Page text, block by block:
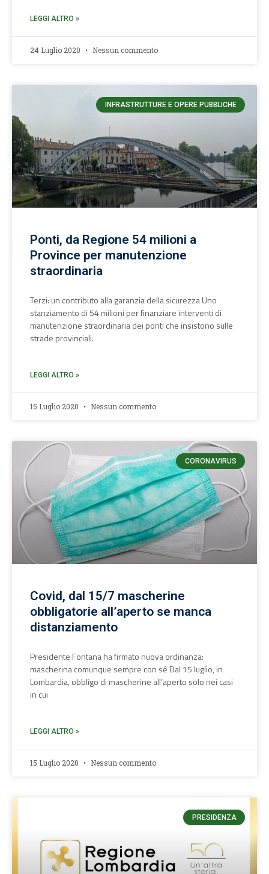
LEGGI ALTRO »
24 Luglio 2020 Nessun commento
INFRASTRUTTURE E OPERE PUBBLICHE
Ponti, da Regione 54 milioni a
Province per manutenzione
straordinaria
Terzi: un contributo alla garanzia della sicurezza Uno
stanziamento di 54 milioni per finanziare interventi di
manutenzione straordinaria dei ponti che insistono sulle
strade provinciali.
LEGGI ALTRO »
15 Luglio 2020 Nessun commento
CORONAVIRUS
Covid, dal 15/7 mascherine
obbligatorie all’aperto se manca
distanziamento
Presidente Fontana ha firmato nuova ordinanza:
mascherina comunque sempre con sé Dal 15 luglio, in
Lombardia, obbligo di mascherine all’aperto solo nei casi
in cui
LEGGI ALTRO »
15 Luglio 2020 Nessun commento
PRESIDENZA